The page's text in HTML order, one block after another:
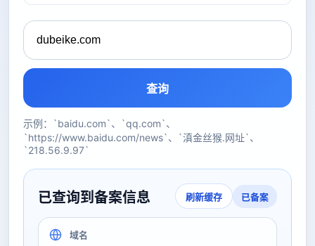
查询
示例：`baidu.com`、`qq.com`、
`https://www.baidu.com/news`、`滇金丝猴.网址`、
`218.56.9.97`
已查询到备案信息 刷新缓存 已备案
域名